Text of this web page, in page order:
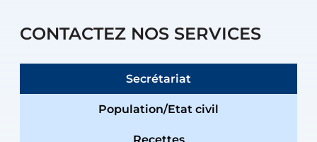
CONTACTEZ NOS SERVICES
Secrétariat
Population/Etat civil